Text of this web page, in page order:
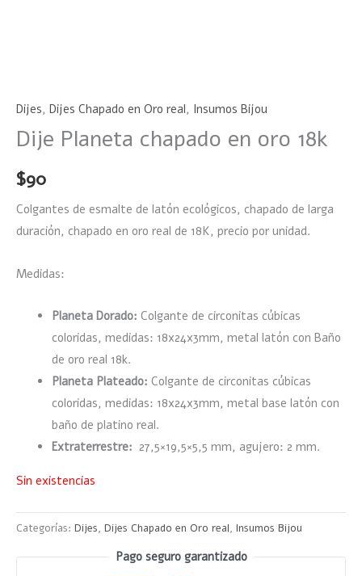
Dijes, Dijes Chapado en Oro real, Insumos Bijou
Dije Planeta chapado en oro 18k
$90
Colgantes de esmalte de latón ecológicos, chapado de larga
duración, chapado en oro real de 18K, precio por unidad.
Medidas:
Planeta Dorado: Colgante de circonitas cúbicas
coloridas, medidas: 18x24x3mm, metal latón con Baño
de oro real 18k.
Planeta Plateado: Colgante de circonitas cúbicas
coloridas, medidas: 18x24x3mm, metal base latón con
baño de platino real.
Extraterrestre: 27,5×19,5×5,5 mm, agujero: 2 mm.
Sin existencias
Categorías: Dijes, Dijes Chapado en Oro real, Insumos Bijou
Pago seguro garantizado